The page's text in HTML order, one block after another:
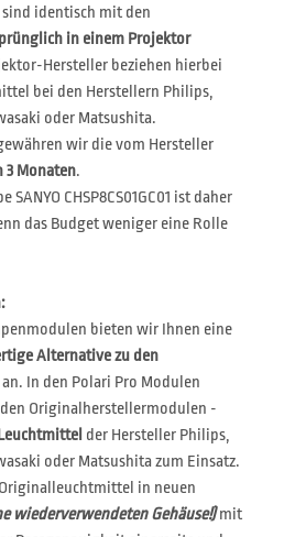
identisch mit den
in einem Projektor
Hersteller beziehen hierbei
bei den Herstellern Philips,
oder Matsushita.
wir die vom Hersteller
3 Monaten.
CHSP8CS01GC01 ist daher
das Budget weniger eine Rolle
bieten wir Ihnen eine
Alternative zu den
an. In den Polari Pro Modulen
Originalherstellermodulen -
der Hersteller Philips,
oder Matsushita zum Einsatz.
in neuen
wiederverwendeten Gehäuse!)mit